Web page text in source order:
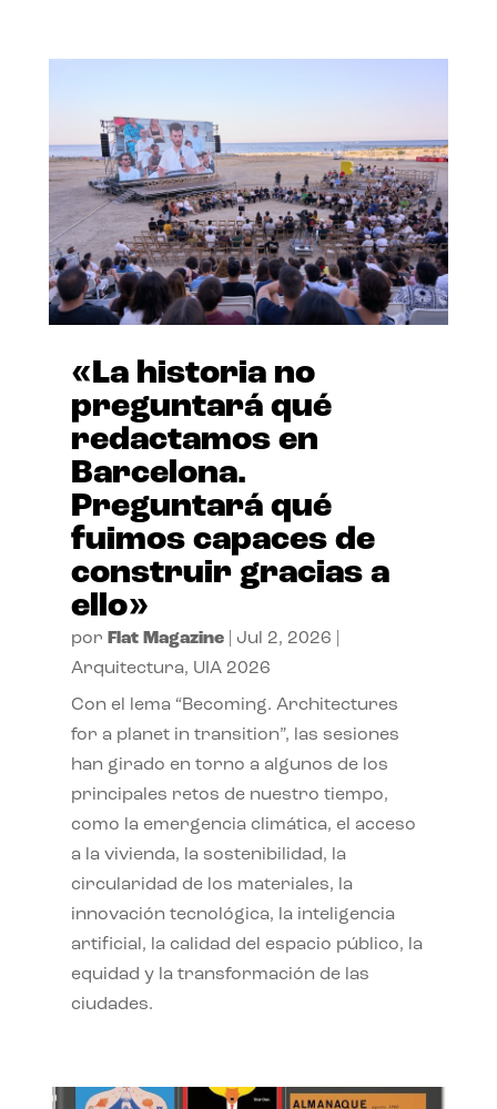
«La historia no
preguntará qué
redactamos en
Barcelona.
Preguntará qué
fuimos capaces de
construir gracias a
ello»
por Flat Magazine| Jul 2, 2026
Arquitectura, UIA 2026
Con el lema “Becoming. Architectures
for a planet in transition”, las sesiones
han girado en torno a algunos de los
principales retos de nuestro tiempo,
como la emergencia climática, el acceso
a la vivienda, la sostenibilidad, la
circularidad de los materiales, la
innovación tecnológica, la inteligencia
artificial, la calidad del espacio público, la
equidad y la transformación de las
ciudades.